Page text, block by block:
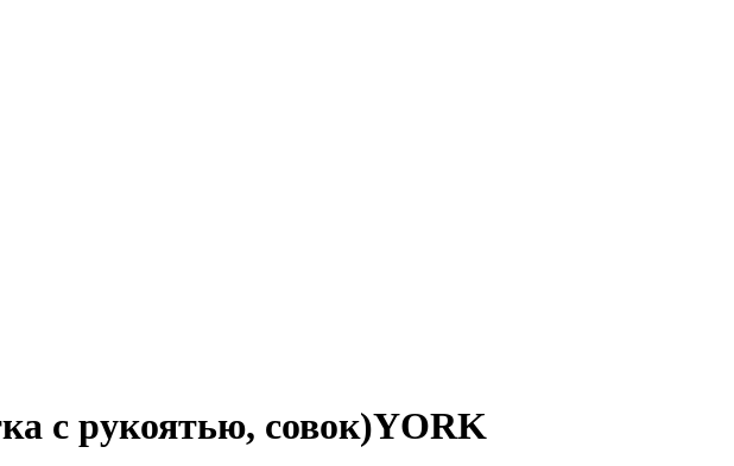
с рукоятью, совок)YORK